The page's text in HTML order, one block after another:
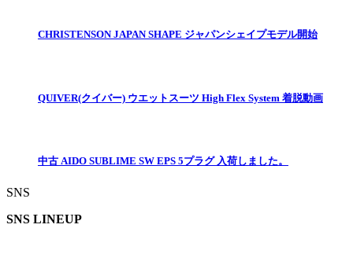
CHRISTENSON JAPAN SHAPE ジャパンシェイプモデル開始
QUIVER(クイバー) ウエットスーツ High Flex System 着脱動画
中古 AIDO SUBLIME SW EPS 5プラグ 入荷しました。
SNS
SNS LINEUP